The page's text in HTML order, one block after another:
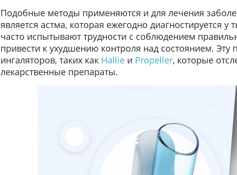
Подобные методы применяются и для лечения
является астма, которая ежегодно диагностируется
часто испытывают трудности с соблюдением
привести к ухудшению контроля над состоянием.
ингаляторов, таких как Hallie и Propeller, которые
лекарственные препараты.